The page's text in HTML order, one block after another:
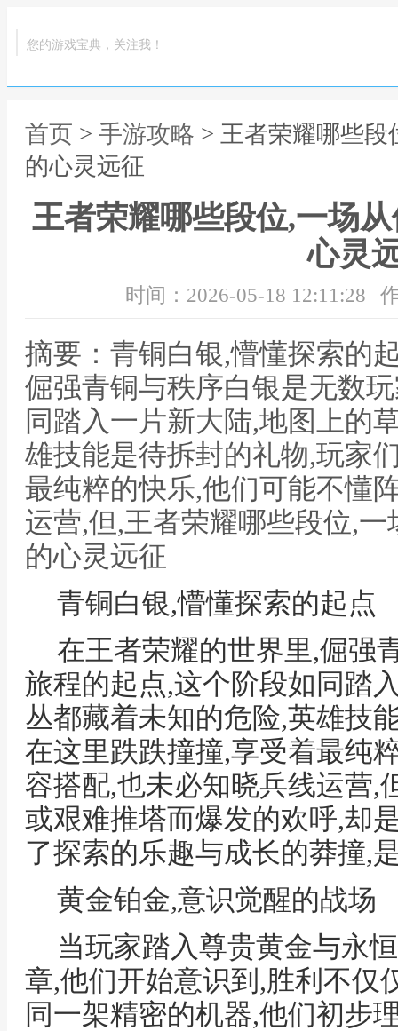
您的游戏宝典，关注我！
首页 > 手游攻略 > 王者荣耀哪些
的心灵远征
王者荣耀哪些段位,一场
心灵
时间：2026-05-18 12:11:28
摘要：青铜白银,懵懂探索的
倔强青铜与秩序白银是无数
同踏入一片新大陆,地图上的
雄技能是待拆封的礼物,玩家
最纯粹的快乐,他们可能不懂
运营,但,王者荣耀哪些段位,
的心灵远征
青铜白银,懵懂探索的起点
在王者荣耀的世界里,倔强
旅程的起点,这个阶段如同踏
丛都藏着未知的危险,英雄技
在这里跌跌撞撞,享受着最纯
容搭配,也未必知晓兵线运营,
或艰难推塔而爆发的欢呼,却
了探索的乐趣与成长的莽撞,
黄金铂金,意识觉醒的战场
当玩家踏入尊贵黄金与永
章,他们开始意识到,胜利不仅
同一架精密的机器,他们初步